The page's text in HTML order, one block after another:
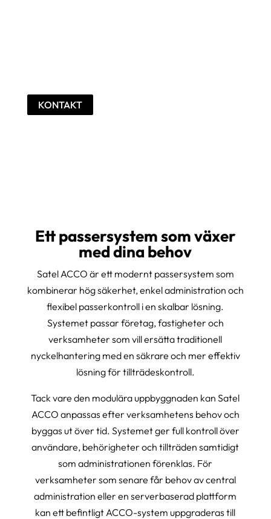
KONTAKT
Ett passersystem som växer
med dina behov
Satel ACCO är ett modernt passersystem som
kombinerar hög säkerhet, enkel administration och
flexibel passerkontroll i en skalbar lösning.
Systemet passar företag, fastigheter och
verksamheter som vill ersätta traditionell
nyckelhantering med en säkrare och mer effektiv
lösning för tillträdeskontroll.
Tack vare den modulära uppbyggnaden kan Satel
ACCO anpassas efter verksamhetens behov och
byggas ut över tid. Systemet ger full kontroll över
användare, behörigheter och tillträden samtidigt
som administrationen förenklas. För
verksamheter som senare får behov av central
administration eller en serverbaserad plattform
kan ett befintligt ACCO-system uppgraderas till